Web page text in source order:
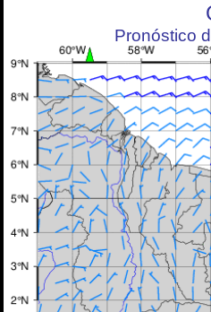
Pronóstico